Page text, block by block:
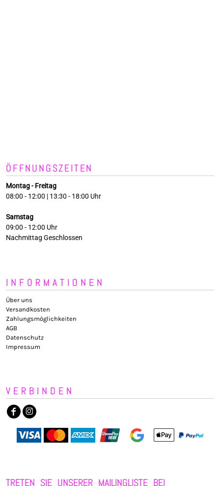
ÖFFNUNGSZEITEN
Montag - Freitag
08:00 - 12:00 | 13:30 - 18:00 Uhr
Samstag
09:00 - 12:00 Uhr
Nachmittag Geschlossen
INFORMATIONEN
Über uns
Versandkosten
Zahlungsmöglichkeiten
AGB
Datenschutz
Impressum
VERBINDEN
TRETEN SIE UNSERER MAILINGLISTE BEI